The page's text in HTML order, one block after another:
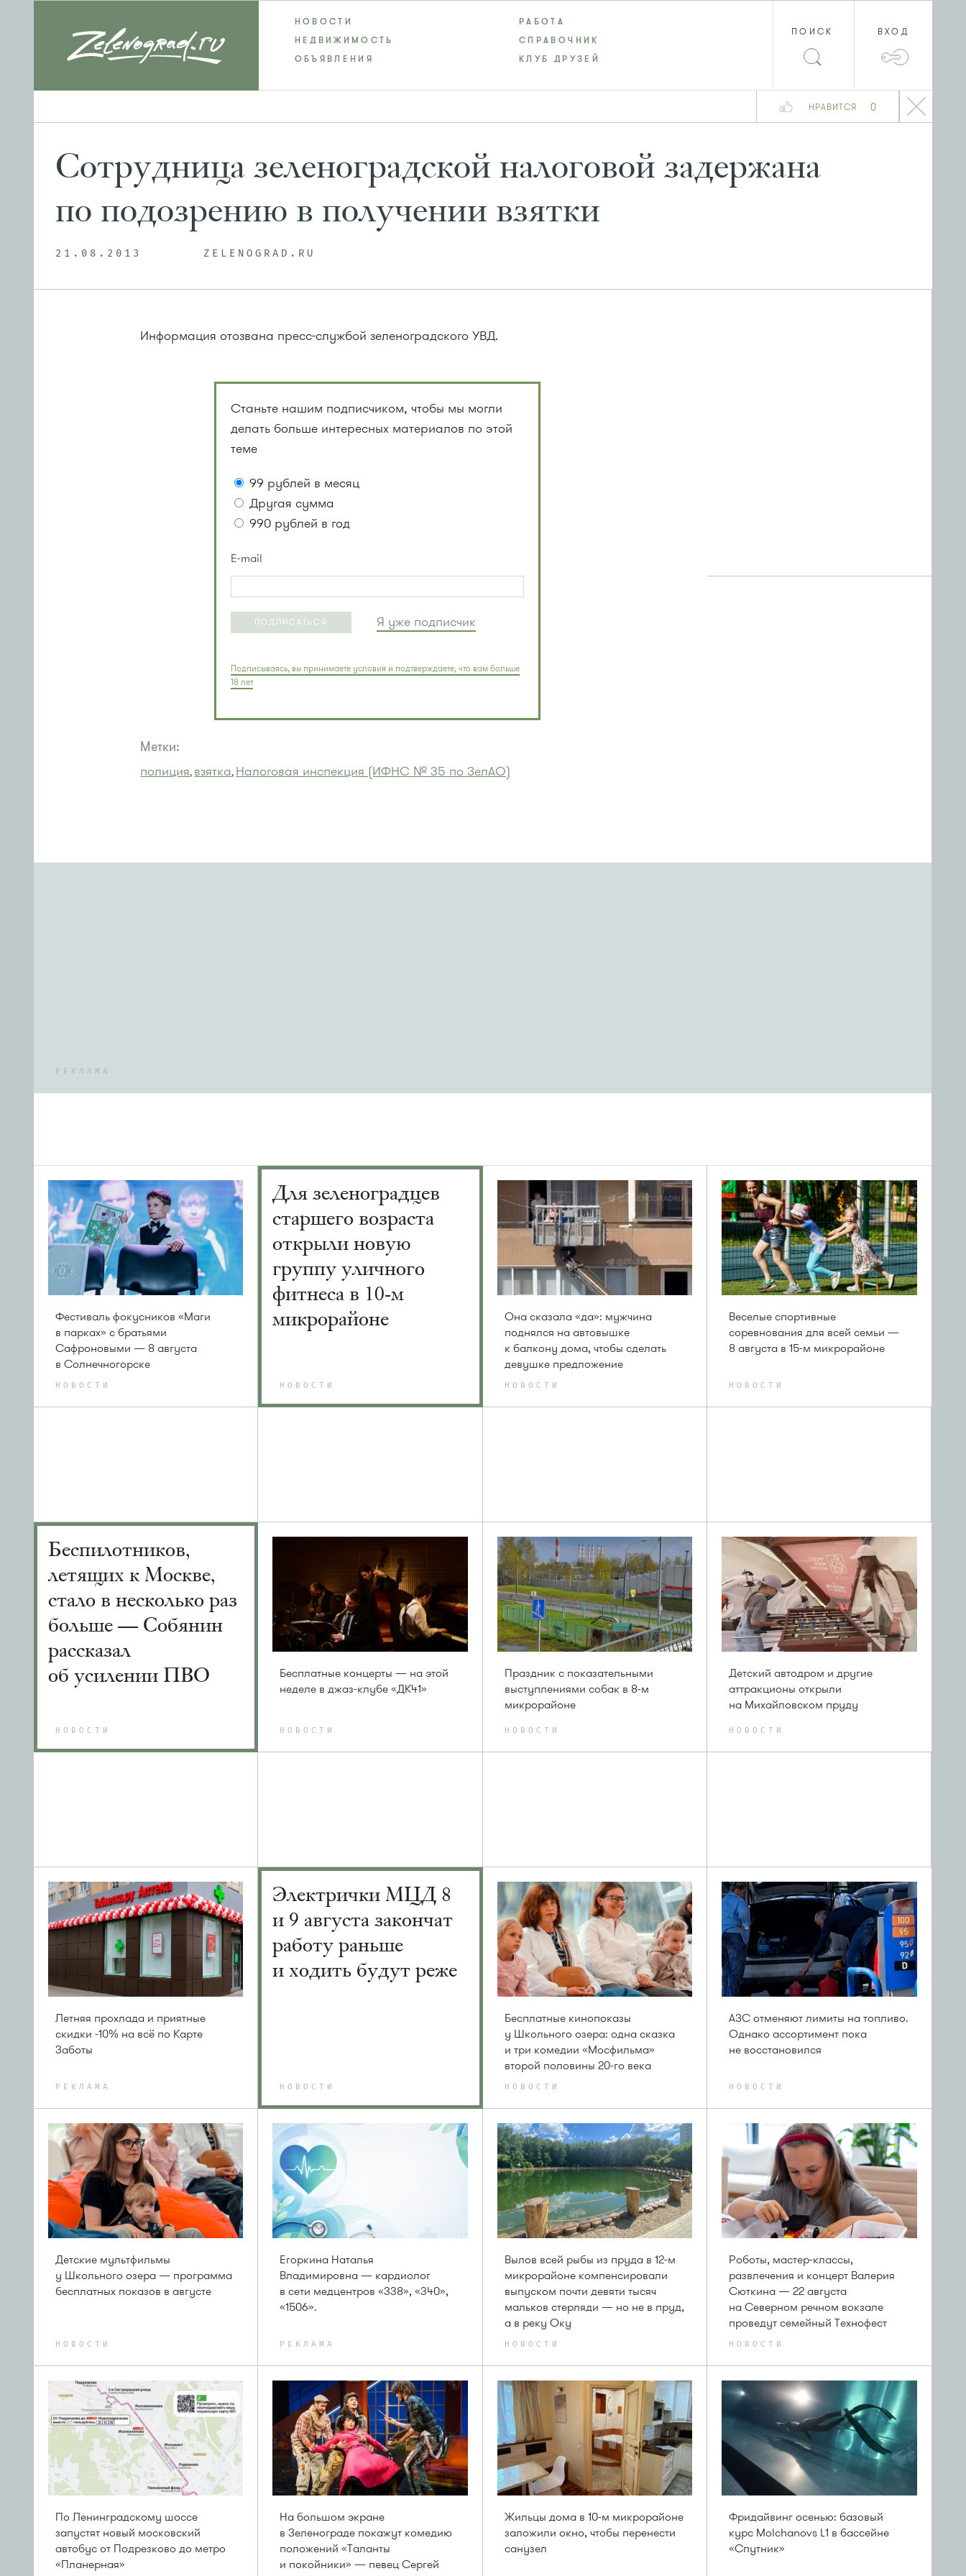
НРАВИТСЯ 0
НОВОСТИ
РАБОТА
НЕДВИЖИМОСТЬ
СПРАВОЧНИК
ОБЪЯВЛЕНИЯ
КЛУБ ДРУЗЕЙ
ПОИСК ВХОД
Сотрудница зеленоградской налоговой задержана
по подозрению в получении взятки
21.08.2013 ZELENOGRAD.RU
Информация отозвана пресс-службой зеленоградского УВД.
Станьте нашим подписчиком, чтобы мы могли
делать больше интересных материалов по этой
теме
99 рублей в месяц
Другая сумма
990 рублей в год
E-mail
ПОДПИСАТЬСЯ Я уже подписчик
Подписываясь, вы принимаете условия и подтверждаете, что вам больше
18 лет
Метки:
полиция, взятка, Налоговая инспекция (ИФНС № 35 по ЗелАО)
РЕКЛАМА
Фестиваль фокусников «Маги
в парках» с братьями
Сафроновыми — 8 августа
в Солнечногорске
НОВОСТИ
Для зеленоградцев
старшего возраста
открыли новую
группу уличного
фитнеса в 10-м
микрорайоне
НОВОСТИ
Она сказала «да»: мужчина
поднялся на автовышке
к балкону дома, чтобы сделать
девушке предложение
НОВОСТИ
Веселые спортивные
соревнования для всей семьи —
8 августа в 15-м микрорайоне
НОВОСТИ
Беспилотников,
летящих к Москве,
стало в несколько раз
больше — Собянин
рассказал
об усилении ПВО
НОВОСТИ
Бесплатные концерты — на этой
неделе в джаз-клубе «ДК41»
НОВОСТИ
Праздник с показательными
выступлениями собак в 8-м
микрорайоне
НОВОСТИ
Детский автодром и другие
аттракционы открыли
на Михайловском пруду
НОВОСТИ
Летняя прохлада и приятные
скидки -10% на всё по Карте
Заботы
РЕКЛАМА
Электрички МЦД 8
и 9 августа закончат
работу раньше
и ходить будут реже
НОВОСТИ
Бесплатные кинопоказы
у Школьного озера: одна сказка
и три комедии «Мосфильма»
второй половины 20-го века
НОВОСТИ
АЗС отменяют лимиты на топливо.
Однако ассортимент пока
не восстановился
НОВОСТИ
Детские мультфильмы
у Школьного озера — программа
бесплатных показов в августе
НОВОСТИ
Егоркина Наталья
Владимировна — кардиолог
в сети медцентров «338», «340»,
«1506».
РЕКЛАМА
Вылов всей рыбы из пруда в 12-м
микрорайоне компенсировали
выпуском почти девяти тысяч
мальков стерляди — но не в пруд,
а в реку Оку
НОВОСТИ
Роботы, мастер-классы,
развлечения и концерт Валерия
Сюткина — 22 августа
на Северном речном вокзале
проведут семейный Технофест
НОВОСТИ
По Ленинградскому шоссе
запустят новый московский
автобус от Подрезково до метро
«Планерная»
На большом экране
в Зеленограде покажут комедию
положений «Таланты
и покойники» — певец Сергей
Жильцы дома в 10-м микрорайоне
заложили окно, чтобы перенести
санузел
Фридайвинг осенью: базовый
курс Molchanovs L1 в бассейне
«Спутник»